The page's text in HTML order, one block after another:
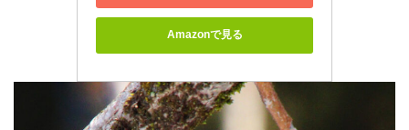
Amazonで見る